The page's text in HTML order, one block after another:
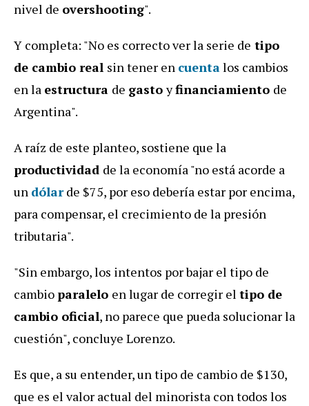
nivel de overshooting".
Y completa: "No es correcto ver la serie de tipo
de cambio real sin tener en cuentalos cambios
en la estructura de gastoyfinanciamiento de
Argentina".
A raíz de este planteo, sostiene que la
productividad de la economía "no está acorde a
un dólarde $75, por eso debería estar por encima,
para compensar, el crecimiento de la presión
tributaria".
"Sin embargo, los intentos por bajar el tipo de
cambioparalelo en lugar de corregir el tipo de
cambio oficial, no parece que pueda solucionar la
cuestión", concluye Lorenzo.
Es que, a su entender, un tipo de cambio de $130,
que es el valor actual del minorista con todos los